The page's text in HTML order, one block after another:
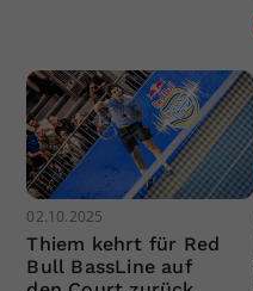
02.10.2025
Thiem kehrt für Red
Bull BassLine auf